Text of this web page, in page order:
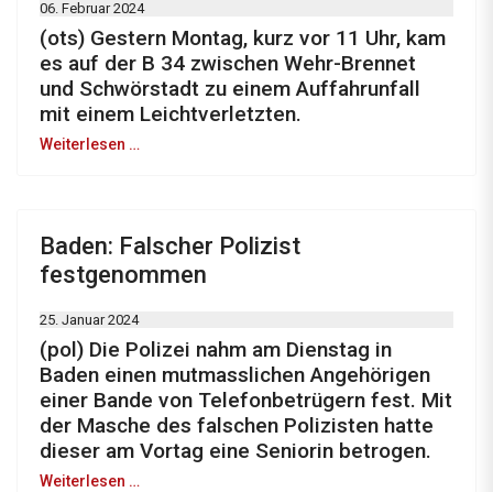
06. Februar 2024
(ots) Gestern Montag, kurz vor 11 Uhr, kam
es auf der B 34 zwischen Wehr-Brennet
und Schwörstadt zu einem Auffahrunfall
mit einem Leichtverletzten.
Weiterlesen …
Baden: Falscher Polizist
festgenommen
25. Januar 2024
(pol) Die Polizei nahm am Dienstag in
Baden einen mutmasslichen Angehörigen
einer Bande von Telefonbetrügern fest. Mit
der Masche des falschen Polizisten hatte
dieser am Vortag eine Seniorin betrogen.
Weiterlesen …